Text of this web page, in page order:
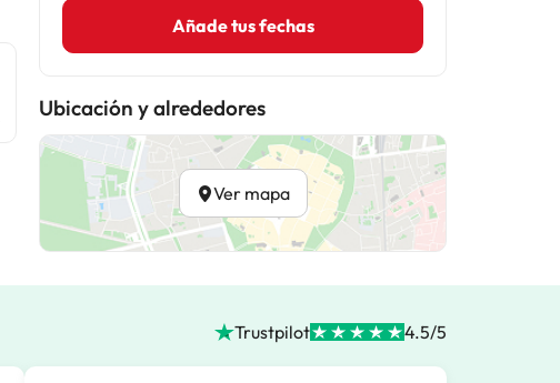
Añade tus fechas
Ubicación y alrededores
Ver mapa
Trustpilot 4.5/5